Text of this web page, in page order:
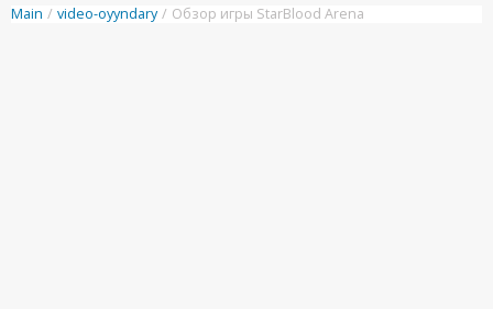
Main / video-oyyndary / Обзор игры StarBlood Arena